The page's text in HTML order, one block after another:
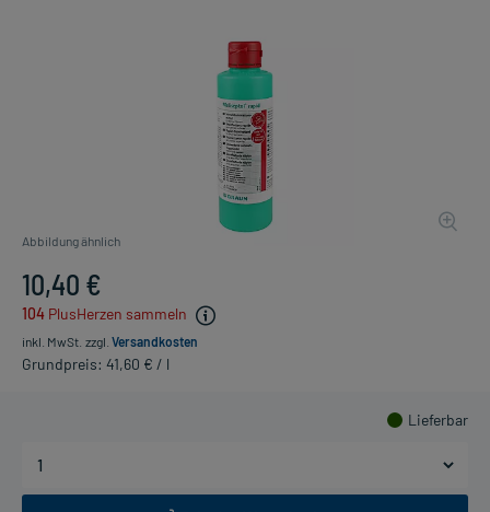
Abbildung ähnlich
10,40 €
104 PlusHerzen sammeln
inkl. MwSt. zzgl. Versandkosten
Grundpreis: 41,60 € / l
Lieferbar